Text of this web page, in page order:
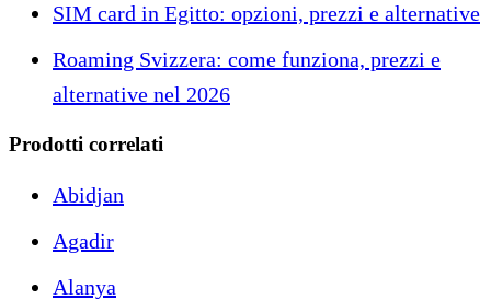
SIM card in Egitto: opzioni, prezzi e alternative
Roaming Svizzera: come funziona, prezzi e
alternative nel 2026
Prodotti correlati
Abidjan
Agadir
Alanya